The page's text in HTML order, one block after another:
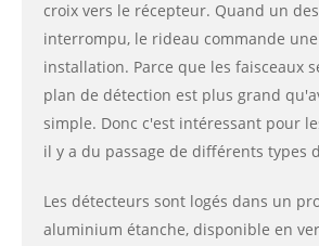
croix vers le récepteur. Quand un
interrompu, le rideau commande une
installation. Parce que les faisceaux
plan de détection est plus grand
simple. Donc c'est intéressant pour
il y a du passage de différents types
Les détecteurs sont logés dans un
aluminium étanche, disponible en